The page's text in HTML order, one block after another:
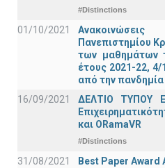
#Distinctions
01/10/2021
Πανεπιστημίου
των μαθημάτων
έτους 2021-22, 4/
από την πανδημία
16/09/2021
ΔΕΛΤΙΟ ΤΥΠΟΥ
και ORamaVR
#Distinctions
31/08/2021 Best Paper Award